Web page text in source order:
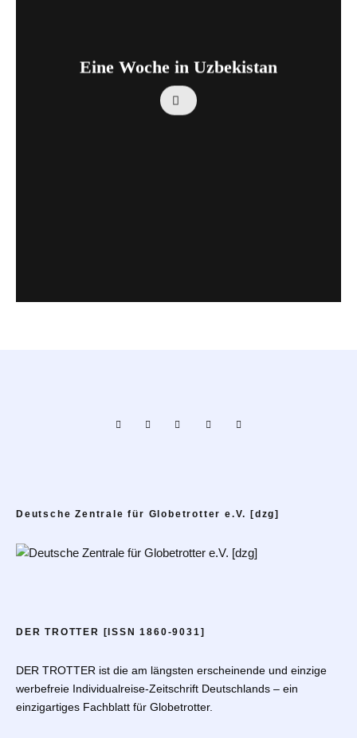
Eine Woche in Uzbekistan
Deutsche Zentrale für Globetrotter e.V. [dzg]
DER TROTTER [ISSN 1860-9031]
DER TROTTER ist die am längsten erscheinende und einzige
werbefreie Individualreise-Zeitschrift Deutschlands – ein
einzigartiges Fachblatt für Globetrotter.